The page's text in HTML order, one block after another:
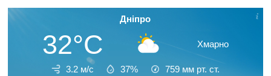
Дніпро
32°C Хмарно
3.2 м/с 37% 759 мм рт. ст.